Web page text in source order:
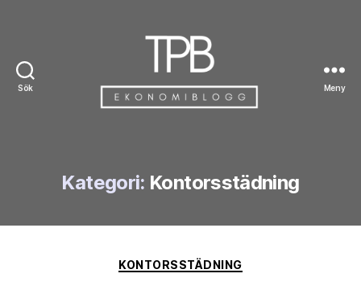
Sök Meny
Kategori: Kontorsstädning
Kategorier
KONTORSSTÄDNING